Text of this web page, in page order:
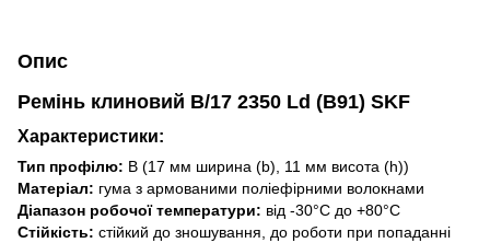
Опис
Ремінь клиновий B/17 2350 Ld (B91) SKF
Характеристики:
Тип профілю: B (17 мм ширина (b), 11 мм висота (h))
Матеріал: гума з армованими поліефірними волокнами
Діапазон робочої температури: від -30°C до +80°C
Стійкість: стійкий до зношування, до роботи при попаданні